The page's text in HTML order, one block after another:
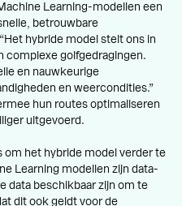
Learning-modellen een
betrouwbare
hybride model stelt ons in
complexe golfgedragingen.
en nauwkeurige
en weercondities.”
hun routes optimaliseren
uitgevoerd.
om het hybride model verder te
Learning modellen zijn data-
data beschikbaar zijn om te
dit ook geldt voor de